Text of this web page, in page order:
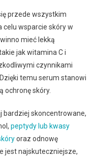
przede wszystkim
celu wsparcie skóry w
mieć lekką
jak witamina C i
czynnikami
temu serum stanowi
ochronę skóry.
skoncentrowane,
peptydy lub kwasy
oraz odnowę
jest najskuteczniejsze,